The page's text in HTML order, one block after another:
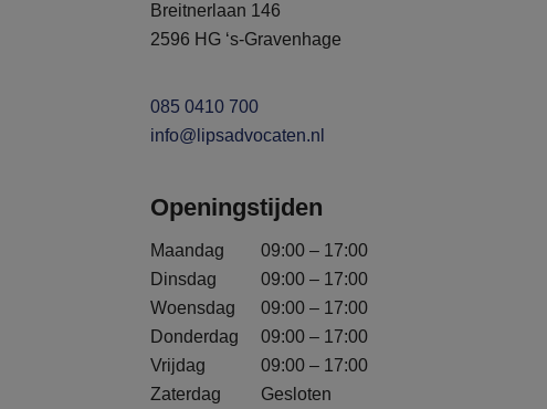
Breitnerlaan 146
2596 HG ‘s-Gravenhage
085 0410 700
info@lipsadvocaten.nl
Openingstijden
Maandag
09:00 – 17:00
Dinsdag
09:00 – 17:00
Woensdag
09:00 – 17:00
Donderdag
09:00 – 17:00
Vrijdag
09:00 – 17:00
Zaterdag
Gesloten